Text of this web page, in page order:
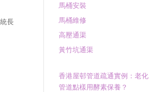
長
馬桶安裝
馬桶維修
高壓通渠
黃竹坑通渠
香港屋邨管道疏通實例：老化
管道點樣用酵素保養？